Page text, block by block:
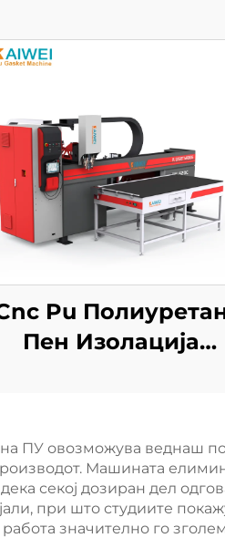
Pu
Пен Изолација
Електрични
Кабинети
ПУ овозможува веднаш
Машината
секој дозиран дел
при што студиите
значително го